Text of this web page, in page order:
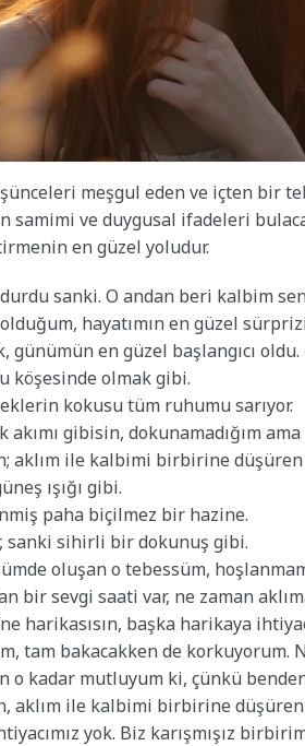
meşgul eden ve içten bir
samimi ve duygusal ifadeleri
en güzel yoludur.
sanki. O andan beri kalbim
hayatımın en güzel
en güzel başlangıcı oldu.
köşesinde olmak gibi.
kokusu tüm ruhumu sarıyor.
gibisin, dokunamadığım
aklım ile kalbimi birbirine düşüren
ışığı gibi.
paha biçilmez bir hazine.
sanki sihirli bir dokunuş gibi.
oluşan o tebessüm,
bir sevgi saati var, ne zaman
harikasısın, başka harikaya
tam bakacakken de korkuyorum.
o kadar mutluyum ki, çünkü
aklım ile kalbimi birbirine düşüren
yok. Biz karışmışız